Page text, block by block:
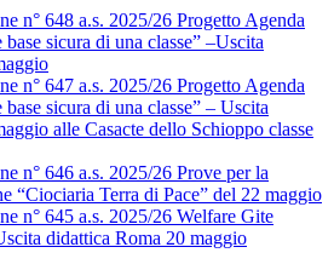
n° 648 a.s. 2025/26 Progetto Agenda
sicura di una classe” –Uscita
n° 647 a.s. 2025/26 Progetto Agenda
sicura di una classe” – Uscita
alle Casacte dello Schioppo classe
n° 646 a.s. 2025/26 Prove per la
“Ciociaria Terra di Pace” del 22 maggio
n° 645 a.s. 2025/26 Welfare Gite
didattica Roma 20 maggio